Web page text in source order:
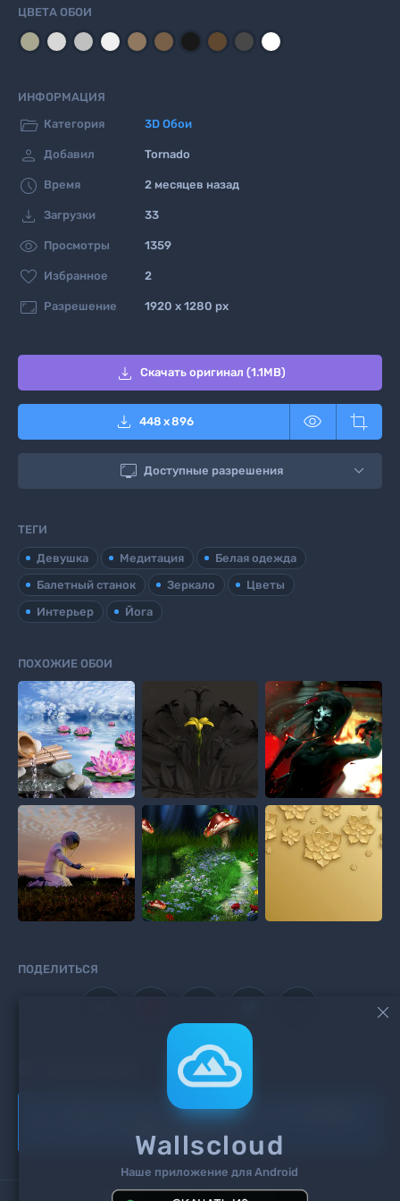
ЦВЕТА ОБОИ
ИНФОРМАЦИЯ
 Категория 3D Oбои
 Добавил Tornado
 Время 2 месяцев назад
 Загрузки 33
 Просмотры 1359
 Избранное 2
 Разрешение 1920 x 1280 px
 Скачать оригинал (1.1MB)
 448 x896  
 Доступные разрешения
ТЕГИ
Девушка Медитация
Белая одежда
Балетный станок
Зеркало
Цветы
Интерьер
Йога
ПОХОЖИЕ ОБОИ
ПОДЕЛИТЬСЯ
Чтоб добавить комментарий
Поиск Теги Контакты
Wallscloud
Наше приложение для Android